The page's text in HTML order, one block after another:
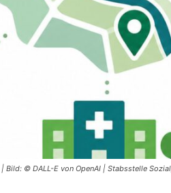
© DALL-E von OpenAI | Stabsstelle